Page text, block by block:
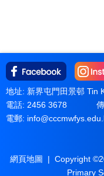
地址: 新界屯門田景邨 Tin
電話: 2456 3678
電郵:
網頁地圖 | Copyright ©
Primary